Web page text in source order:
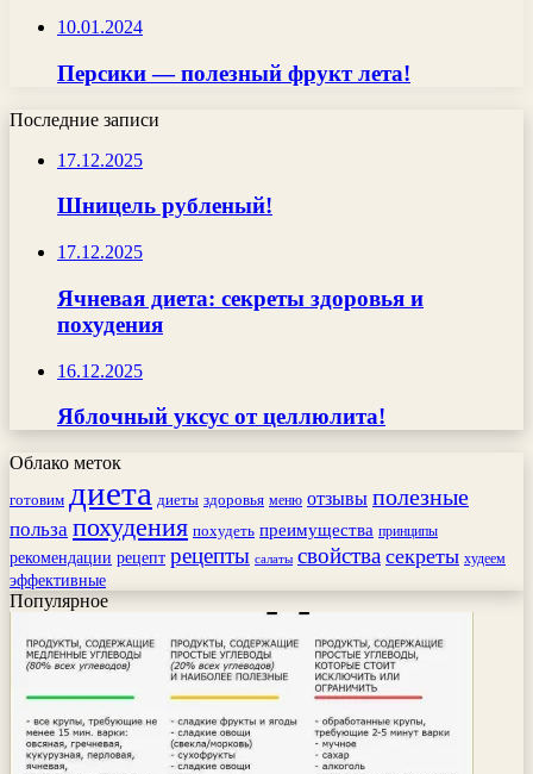
10.01.2024
Персики — полезный фрукт лета!
Последние записи
17.12.2025
Шницель рубленый!
17.12.2025
Ячневая диета: секреты здоровья и
похудения
16.12.2025
Яблочный уксус от целлюлита!
Облако меток
готовим диета диеты здоровья меню отзывы полезные
польза похудения похудеть преимущества принципы
рекомендации рецепт рецепты салаты свойства секреты худеем
эффективные
Популярное